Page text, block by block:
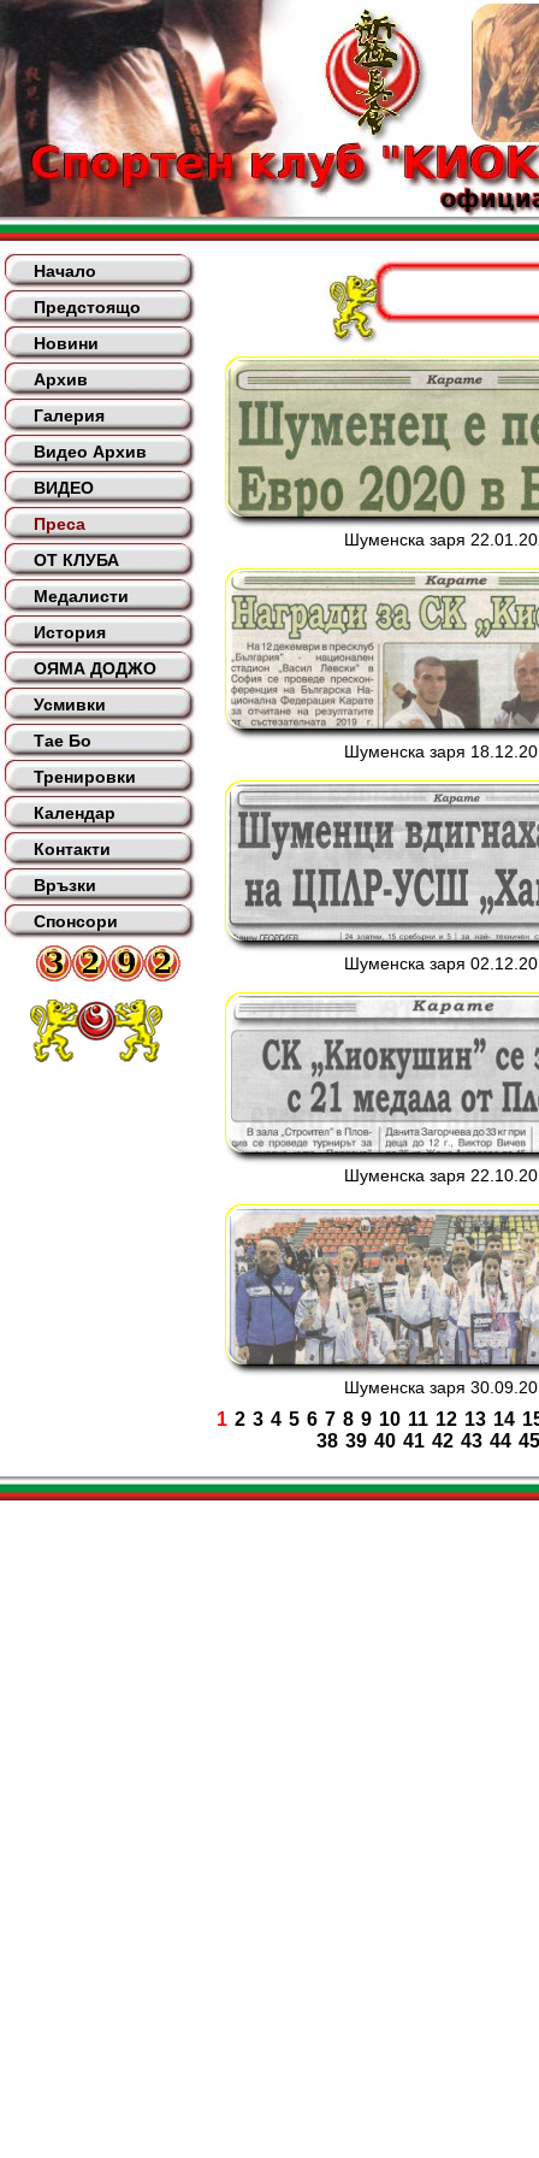
Начало
Предстоящо
Новини
Архив
Галерия
Видео Архив
ВИДЕО
Преса
ОТ КЛУБА
Медалисти
История
ОЯМА ДОДЖО
Усмивки
Тае Бо
Тренировки
Календар
Контакти
Връзки
Спонсори
Шуменска заря
Шуменска заря
Шуменска заря
Шуменска заря
Шуменска заря
1 2 3 4 5 6 7 8 9 10 11 12 13 14
38 39 40 41 42 43 44 45